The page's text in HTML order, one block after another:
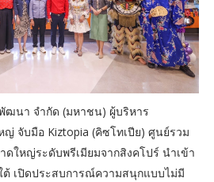
ฒนา จำกัด (มหาชน) ผู้บริหาร
จับมือ Kiztopia (คิซโทเปีย) ศูนย์รวม
ดใหญ่ระดับพรีเมียมจากสิงคโปร์ นำเข้า
เปิดประสบการณ์ความสนุกแบบไม่มี